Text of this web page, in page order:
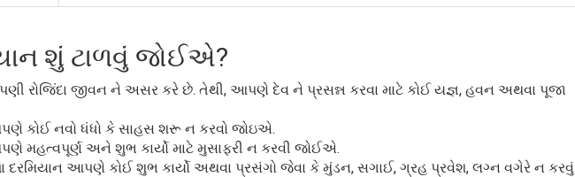
શું ટાળવું જોઈએ?
રોજિંદા જીવન ને અસર કરે છે. તેથી, આપણે દેવ ને પ્રસન્ન કરવા માટે કોઈ યજ્ઞ, હવન અથવા પૂજા
કોઈ નવો ધંધો કે સાહસ શરૂ ન કરવો જોઇએ.
મહત્વપૂર્ણ અને શુભ કાર્યો માટે મુસાફરી ન કરવી જોઈએ.
દરમિયાન આપણે કોઈ શુભ કાર્યો અથવા પ્રસંગો જેવા કે મુંડન, સગાઈ, ગ્રહ પ્રવેશ, લગ્ન વગેરે ન કરવું